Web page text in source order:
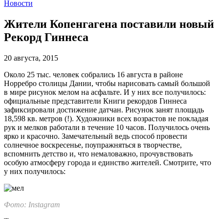
Новости
Жители Копенгагена поставили новый
Рекорд Гиннеса
20 августа, 2015
Около 25 тыс. человек собрались 16 августа в районе
Норребро столицы Дании, чтобы нарисовать самый большой
в мире рисунок мелом на асфальте. И у них все получилось:
официальные представители Книги рекордов Гиннеса
зафиксировали достижение датчан. Рисунок занят площадь
18,598 кв. метров (!). Художники всех возрастов не покладая
рук и мелков работали в течение 10 часов. Получилось очень
ярко и красочно. Замечательный ведь способ провести
солнечное воскресенье, поупражняться в творчестве,
вспомнить детство и, что немаловажно, прочувствовать
особую атмосферу города и единство жителей. Смотрите, что
у них получилось:
Фото: Instagram